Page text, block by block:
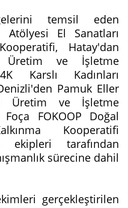
temsil eden
Atölyesi El Sanatları
Hatay'dan
Üretim ve İşletme
Karslı Kadınları
Pamuk Eller
Üretim ve İşletme
FOKOOP Doğal
Kooperatifi
ekipleri tarafından
sürecine dahil
gerçekleştirilen